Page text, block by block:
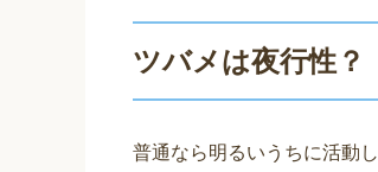
ツバメは夜行性？
普通なら明るいうちに活動